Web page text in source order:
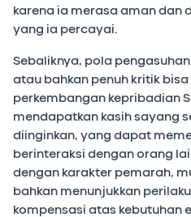
karena ia merasa aman dan
yang ia percayai.
Sebaliknya, pola
atau bahkan penuh kritik
perkembangan kepribadian
mendapatkan kasih sayang
diinginkan, yang dapat
berinteraksi dengan orang
dengan karakter pemarah,
bahkan menunjukkan
kompensasi atas kebutuhan